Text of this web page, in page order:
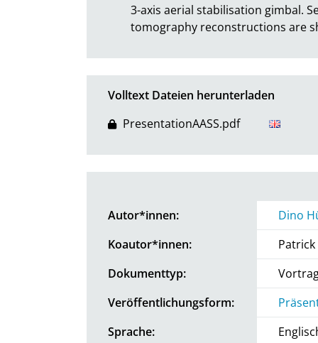
3-axis aerial stabilisation gimbal.
tomography reconstructions are
Volltext Dateien herunterladen
PresentationAASS.pdf
Autor*innen:
Dino
Koautor*innen:
Dokumenttyp:
Veröffentlichungsform:
Sprache: